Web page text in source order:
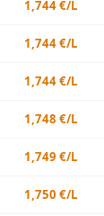
1,744 €/L
1,744 €/L
1,744 €/L
1,748 €/L
1,749 €/L
1,750 €/L